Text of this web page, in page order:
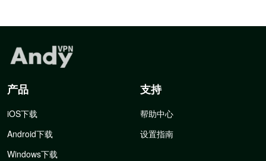
产品
iOS下载
Android下载
Windows下载
支持
帮助中心
设置指南